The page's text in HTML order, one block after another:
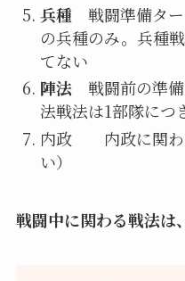
兵種戦闘準備ター
の兵種のみ。兵種
てない
陣法戦闘前の準備
法戦法は1部隊につ
内政 内政に関わ
い）
戦闘中に関わる戦法は